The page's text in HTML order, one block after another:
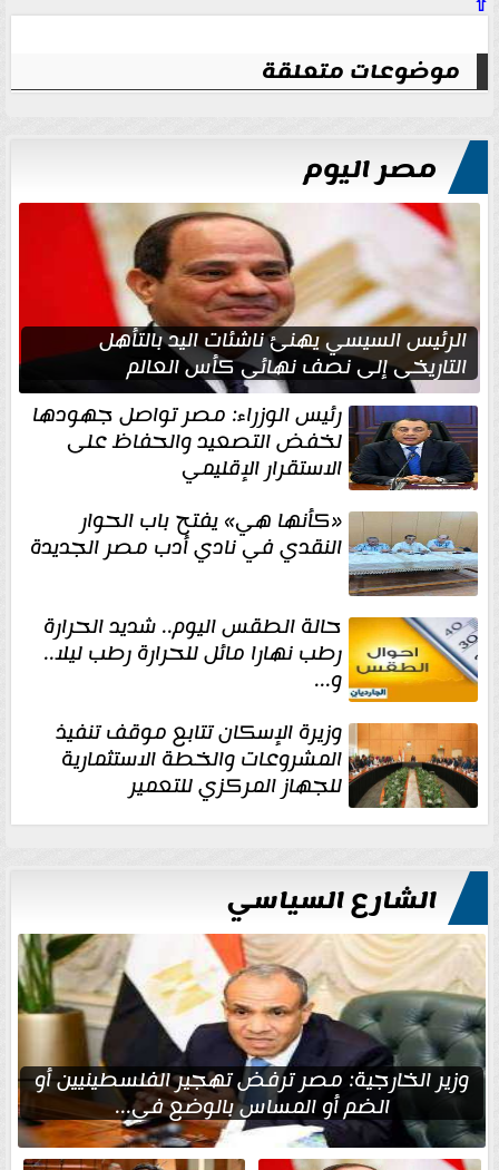
⇧
موضوعات متعلقة
مصر اليوم
الرئيس السيسي يهنئ ناشئات اليد بالتأهل
التاريخي إلى نصف نهائي كأس العالم
رئيس الوزراء: مصر تواصل جهودها
لخفض التصعيد والحفاظ على
الاستقرار الإقليمي
«كأنها هي» يفتح باب الحوار
النقدي في نادي أدب مصر الجديدة
حالة الطقس اليوم.. شديد الحرارة
رطب نهارا مائل للحرارة رطب ليلا..
و...
وزيرة الإسكان تتابع موقف تنفيذ
المشروعات والخطة الاستثمارية
للجهاز المركزي للتعمير
الشارع السياسي
وزير الخارجية: مصر ترفض تهجير الفلسطينيين أو
الضم أو المساس بالوضع في...